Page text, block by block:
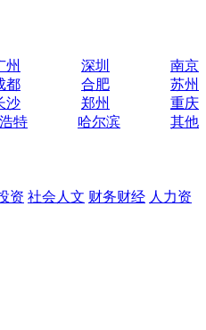
州 深圳
南京
都 合肥
苏州
沙 郑州
重庆
特 哈尔滨
其他
资 社会人文 财务财经 人力资